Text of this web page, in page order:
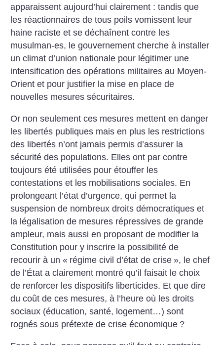
apparaissent aujourd’hui clairement : tandis que
les réactionnaires de tous poils vomissent leur
haine raciste et se déchaînent contre les
musulman-es, le gouvernement cherche à installer
un climat d’union nationale pour légitimer une
intensification des opérations militaires au Moyen-
Orient et pour justifier la mise en place de
nouvelles mesures sécuritaires.
Or non seulement ces mesures mettent en danger
les libertés publiques mais en plus les restrictions
des libertés n’ont jamais permis d’assurer la
sécurité des populations. Elles ont par contre
toujours été utilisées pour étouffer les
contestations et les mobilisations sociales. En
prolongeant l’état d’urgence, qui permet la
suspension de nombreux droits démocratiques et
la légalisation de mesures répressives de grande
ampleur, mais aussi en proposant de modifier la
Constitution pour y inscrire la possibilité de
recourir à un « régime civil d’état de crise », le chef
de l’État a clairement montré qu’il faisait le choix
de renforcer les dispositifs liberticides. Et que dire
du coût de ces mesures, à l’heure où les droits
sociaux (éducation, santé, logement…) sont
rognés sous prétexte de crise économique ?